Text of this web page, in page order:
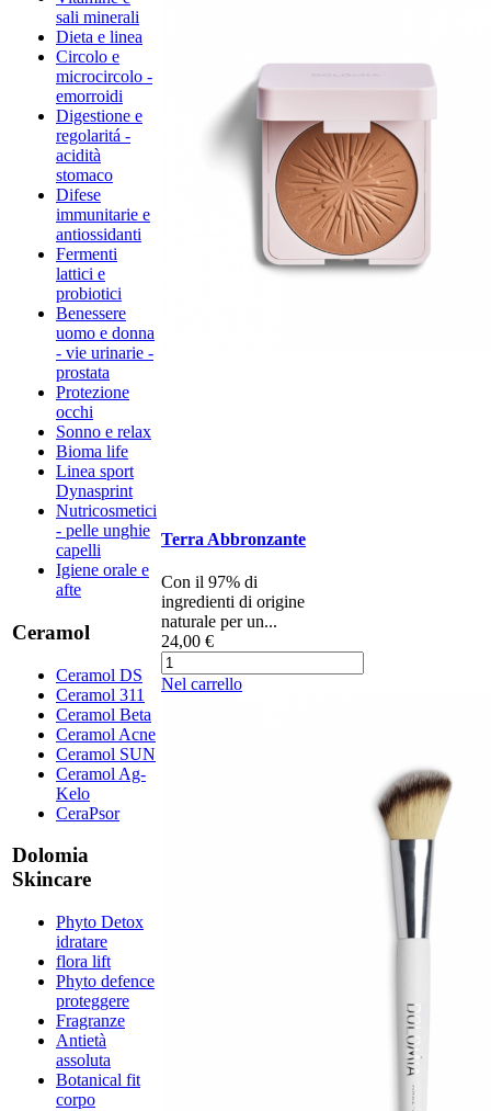
sali minerali
Dieta e linea
Circolo e
microcircolo -
emorroidi
Digestione e
regolaritá -
acidità
stomaco
Difese
immunitarie e
antiossidanti
Fermenti
lattici e
probiotici
Benessere
uomo e donna
- vie urinarie -
prostata
Protezione
occhi
Sonno e relax
Bioma life
Linea sport
Dynasprint
Nutricosmetici
- pelle unghie
capelli
Igiene orale e
afte
Ceramol
Ceramol DS
Ceramol 311
Ceramol Beta
Ceramol Acne
Ceramol SUN
Ceramol Ag-
Kelo
CeraPsor
Dolomia
Skincare
Phyto Detox
idratare
flora lift
Phyto defence
proteggere
Fragranze
Antietà
assoluta
Botanical fit
corpo
Terra Abbronzante
Con il 97% di
ingredienti di origine
naturale per un...
24,00 €
Nel carrello